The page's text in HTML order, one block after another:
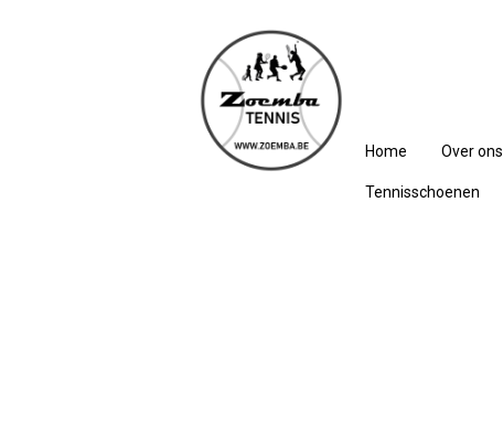
Home Over ons
Tennisschoenen